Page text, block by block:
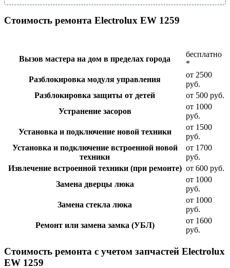
Стоимость ремонта Electrolux EW 1259
Вызов мастера на дом в пределах города
бесплатно
*
Разблокировка модуля управления
от 2500
руб.
Разблокировка защиты от детей
от 500 руб.
Устранение засоров
от 1000
руб.
Установка и подключение новой техники
от 1500
руб.
Установка и подключение встроенной новой
техники
от 1700
руб.
Извлечение встроенной техники (при ремонте) от 600 руб.
Замена дверцы люка
от 1000
руб.
Замена стекла люка
от 1000
руб.
Ремонт или замена замка (УБЛ)
от 1600
руб.
Стоимость ремонта с учетом запчастей Electrolux
EW 1259